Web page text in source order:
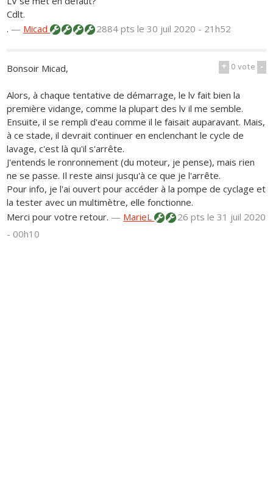
Cdlt.
. — Micad 2884 ptsle 30 juil 2020 - 21h52
+ 0vote -
Bonsoir Micad,
Alors, à chaque tentative de démarrage, le lv fait bien la
première vidange, comme la plupart des lv il me semble.
Ensuite, il se rempli d'eau comme il le faisait auparavant. Mais,
à ce stade, il devrait continuer en enclenchant le cycle de
lavage, c'est là qu'il s'arrête.
J'entends le ronronnement (du moteur, je pense), mais rien
ne se passe. Il reste ainsi jusqu'à ce que je l'arrête.
Pour info, je l'ai ouvert pour accéder à la pompe de cyclage et
la tester avec un multimètre, elle fonctionne.
Merci pour votre retour. — MarieL 26 ptsle 31 juil 2020
- 00h10